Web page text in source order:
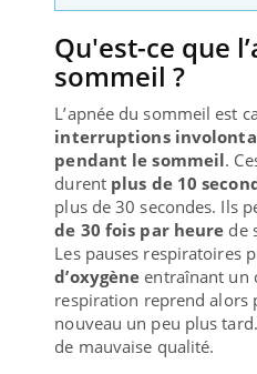
Qu'est-ce que
sommeil ?
L’apnée du sommeil est
interruptions
pendant le sommeil.
durent plus de 10
plus de 30 secondes. Ils
de 30 fois par heure de
Les pauses respiratoires
d’oxygène entraînant un
respiration reprend alors
nouveau un peu plus
de mauvaise qualité.